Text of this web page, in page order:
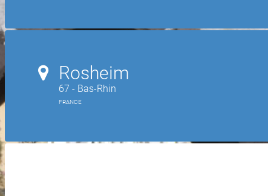
Rosheim
67 - Bas-Rhin
FRANCE